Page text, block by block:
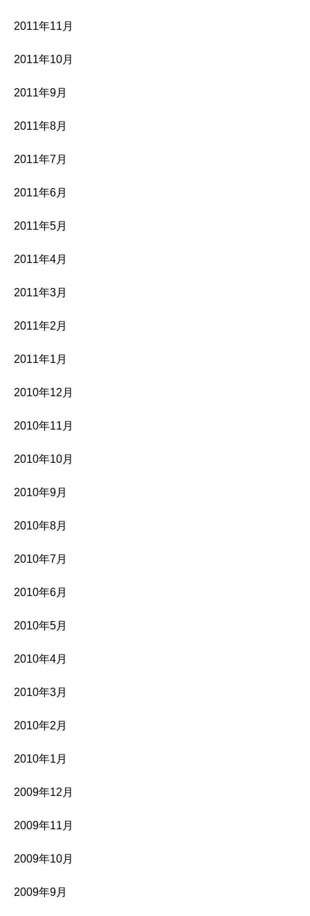
2011年11月
2011年10月
2011年9月
2011年8月
2011年7月
2011年6月
2011年5月
2011年4月
2011年3月
2011年2月
2011年1月
2010年12月
2010年11月
2010年10月
2010年9月
2010年8月
2010年7月
2010年6月
2010年5月
2010年4月
2010年3月
2010年2月
2010年1月
2009年12月
2009年11月
2009年10月
2009年9月